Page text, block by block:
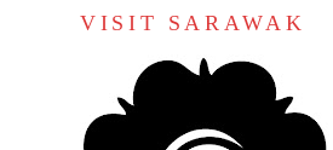
VISIT SARAWAK